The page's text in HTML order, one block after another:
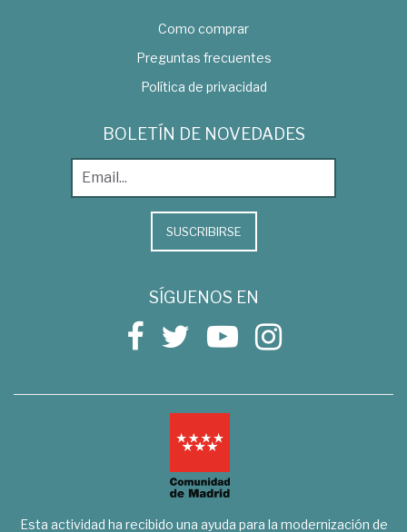
Como comprar
Preguntas frecuentes
Política de privacidad
BOLETÍN DE NOVEDADES
SUSCRIBIRSE
SÍGUENOS EN
Esta actividad ha recibido una ayuda para la modernización de